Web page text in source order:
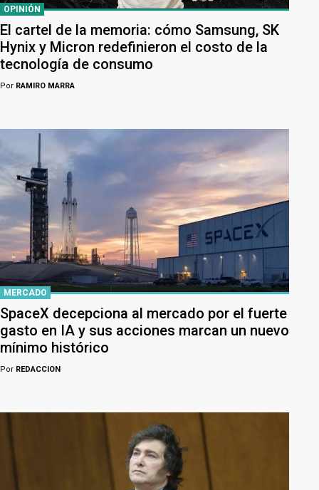
OPINIÓN
El cartel de la memoria: cómo Samsung, SK
Hynix y Micron redefinieron el costo de la
tecnología de consumo
Por RAMIRO MARRA
MERCADO
SpaceX decepciona al mercado por el fuerte
gasto en IA y sus acciones marcan un nuevo
mínimo histórico
Por REDACCION